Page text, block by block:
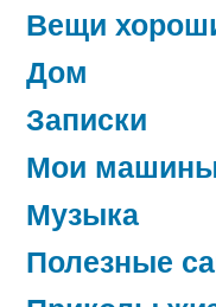
Вещи
Дом
Записки
Мои
Музыка
Полезные